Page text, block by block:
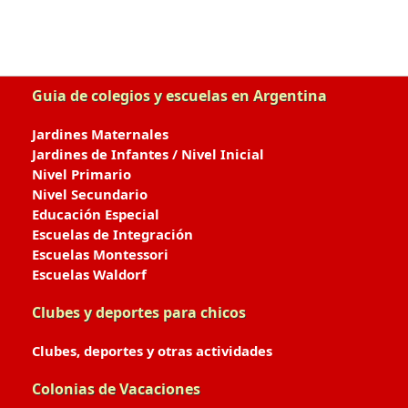
Guia de colegios y escuelas en Argentina
Jardines Maternales
Jardines de Infantes / Nivel Inicial
Nivel Primario
Nivel Secundario
Educación Especial
Escuelas de Integración
Escuelas Montessori
Escuelas Waldorf
Clubes y deportes para chicos
Clubes, deportes y otras actividades
Colonias de Vacaciones